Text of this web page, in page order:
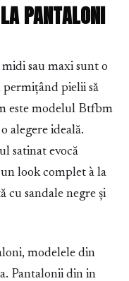
PANTALONI
sau maxi sunt o
pielii să
este modelul Btfbm
alegere ideală.
satinat evocă
look complet à la
cu sandale negre și
modelele din
Pantalonii din in